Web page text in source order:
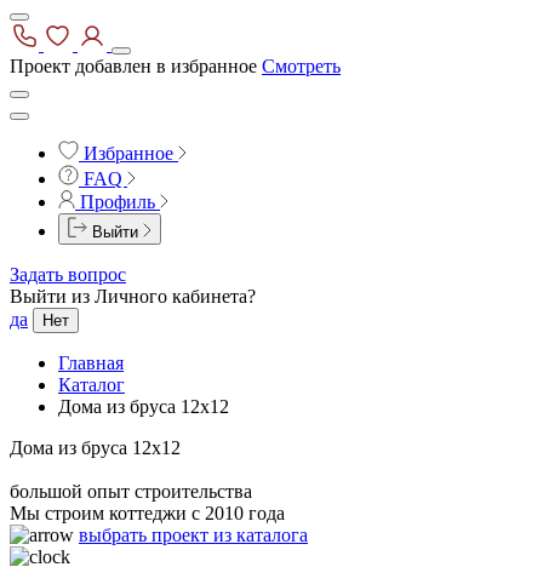
Проект добавлен в избранное Смотреть
Избранное
FAQ
Профиль
Выйти
Задать вопрос
Выйти из Личного кабинета?
да
Нет
Главная
Каталог
Дома из бруса 12х12
Дома из бруса 12х12
большой опыт строительства
Мы строим коттеджи с 2010 года
выбрать проект из каталога